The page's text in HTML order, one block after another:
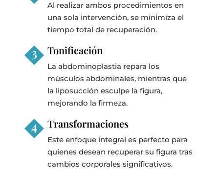
Al realizar ambos procedimientos en
una sola intervención, se minimiza el
tiempo total de recuperación.
Tonificación
La abdominoplastia repara los
músculos abdominales, mientras que
la liposucción esculpe la figura,
mejorando la firmeza.
Transformaciones
Este enfoque integral es perfecto para
quienes desean recuperar su figura tras
cambios corporales significativos.